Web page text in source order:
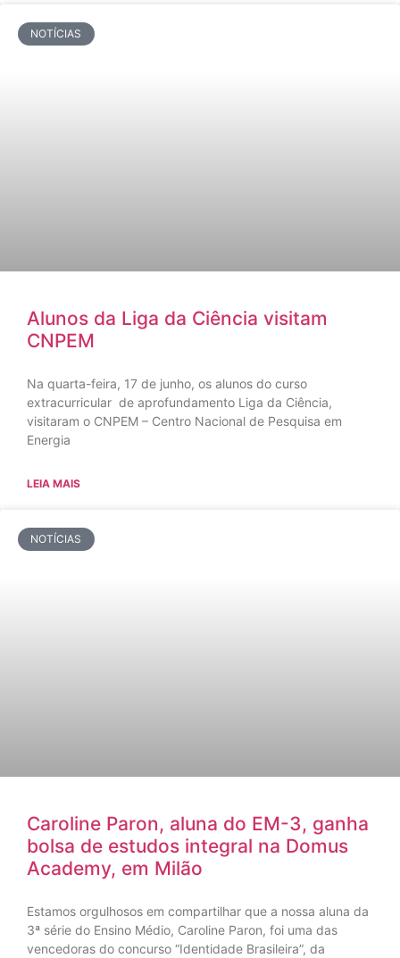
NOTÍCIAS
Alunos da Liga da Ciência visitam
CNPEM
Na quarta-feira, 17 de junho, os alunos do curso
extracurricular de aprofundamento Liga da Ciência,
visitaram o CNPEM – Centro Nacional de Pesquisa em
Energia
LEIA MAIS
NOTÍCIAS
Caroline Paron, aluna do EM-3, ganha
bolsa de estudos integral na Domus
Academy, em Milão
Estamos orgulhosos em compartilhar que a nossa aluna da
3ª série do Ensino Médio, Caroline Paron, foi uma das
vencedoras do concurso “Identidade Brasileira”, da